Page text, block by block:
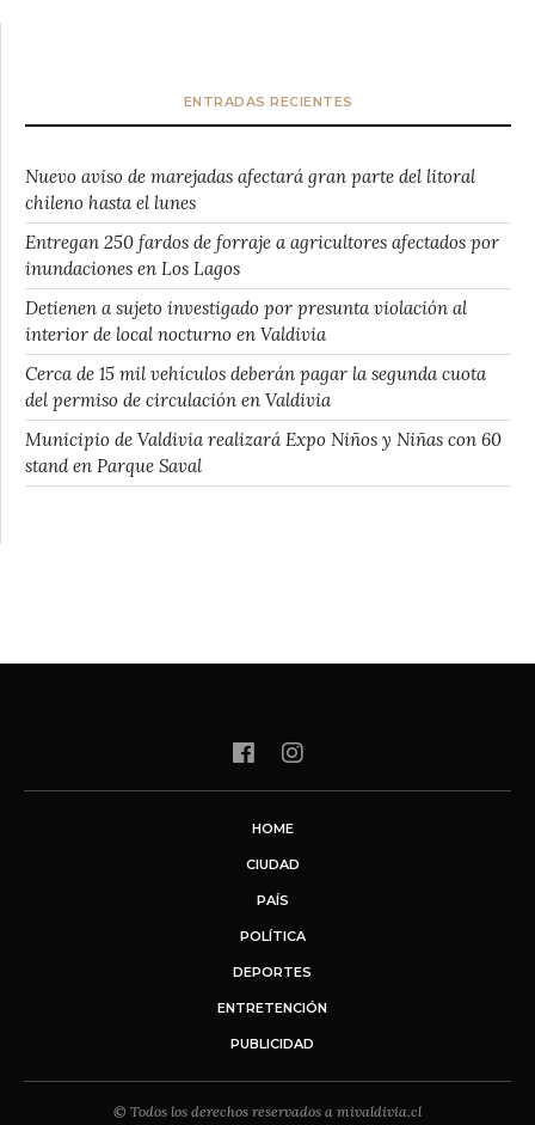
ENTRADAS RECIENTES
Nuevo aviso de marejadas afectará gran parte del litoral
chileno hasta el lunes
Entregan 250 fardos de forraje a agricultores afectados por
inundaciones en Los Lagos
Detienen a sujeto investigado por presunta violación al
interior de local nocturno en Valdivia
Cerca de 15 mil vehículos deberán pagar la segunda cuota
del permiso de circulación en Valdivia
Municipio de Valdivia realizará Expo Niños y Niñas con 60
stand en Parque Saval
HOME
CIUDAD
PAÍS
POLÍTICA
DEPORTES
ENTRETENCIÓN
PUBLICIDAD
© Todos los derechos reservados a mivaldivia.cl